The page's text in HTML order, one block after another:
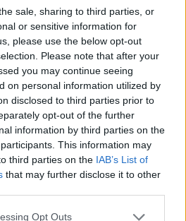
sale, sharing to third parties, or
or sensitive information for
please use the below opt-out
Please note that after your
you may continue seeing
on personal information utilized by
disclosed to third parties prior to
opt-out of the further
information by third parties on the
This information may
third parties on the IAB’s List of
that may further disclose it to other
Opt Outs
Avkjøl blandingen til den